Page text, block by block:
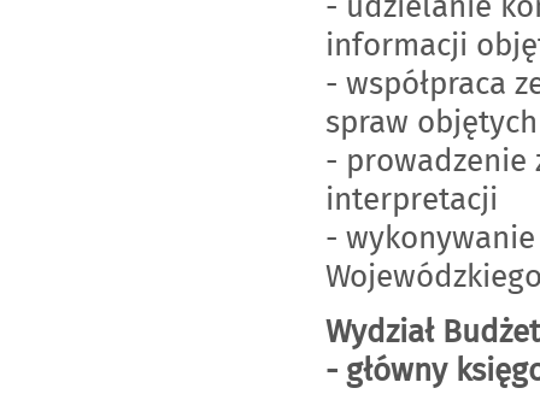
informacji
- współpraca
spraw
- prowadzenie
interpretacji
-
Wydział
- główny